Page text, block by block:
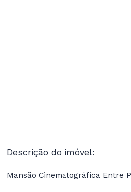
Descrição do imóvel:
Mansão Cinematográfica Entre